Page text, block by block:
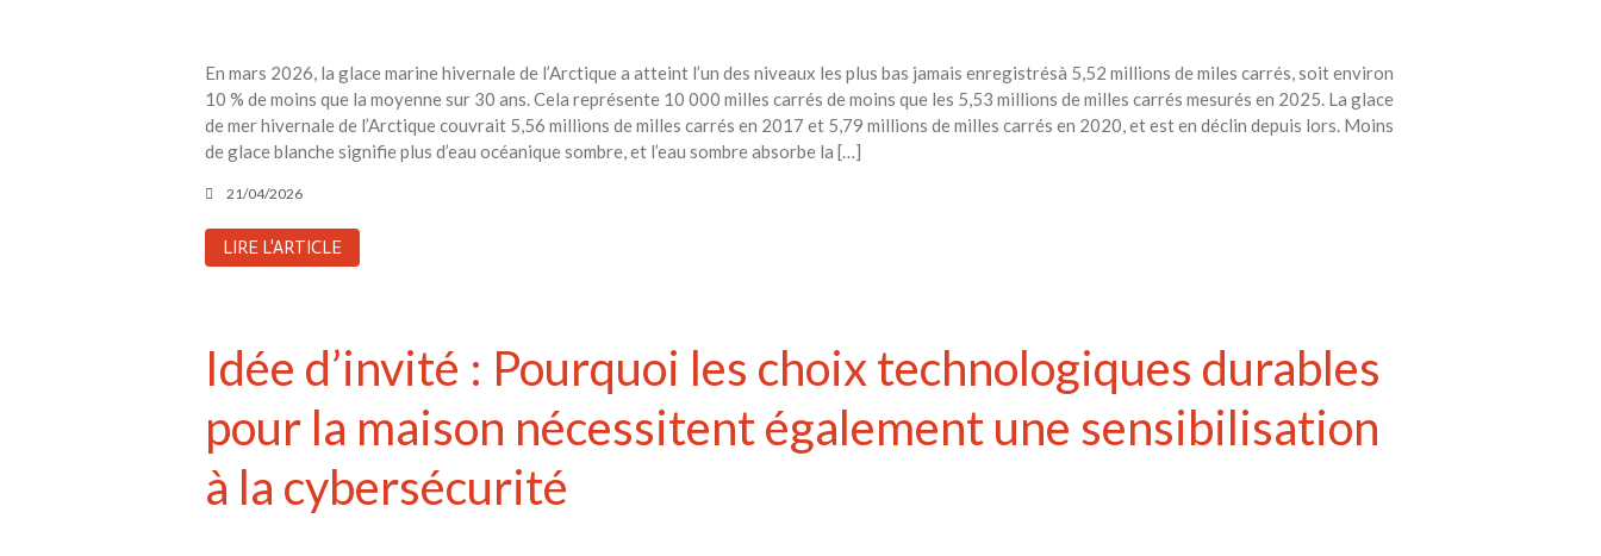
En mars 2026, la glace marine hivernale de l’Arctique a atteint l’un des niveaux les plus bas jamais enregistrésà 5,52 millions de miles carrés, soit environ
10 % de moins que la moyenne sur 30 ans. Cela représente 10 000 milles carrés de moins que les 5,53 millions de milles carrés mesurés en 2025. La glace
de mer hivernale de l’Arctique couvrait 5,56 millions de milles carrés en 2017 et 5,79 millions de milles carrés en 2020, et est en déclin depuis lors. Moins
de glace blanche signifie plus d’eau océanique sombre, et l’eau sombre absorbe la […]
21/04/2026
LIRE L'ARTICLE
Idée d’invité : Pourquoi les choix technologiques durables
pour la maison nécessitent également une sensibilisation
à la cybersécurité